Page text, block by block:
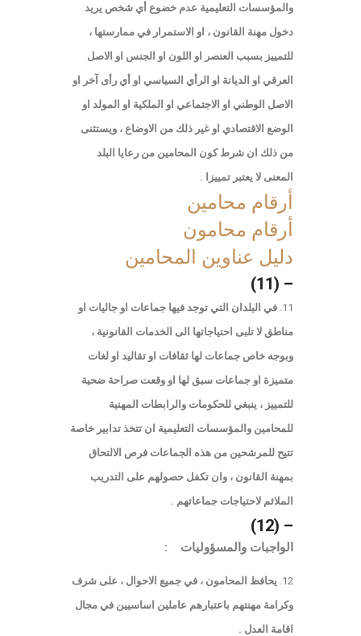
والمؤسسات التعليمية عدم خضوع أي شخص يريد
دخول مهنة القانون ، او الاستمرار في ممارستها ،
للتمييز بسبب العنصر او اللون او الجنس او الاصل
العرقي او الديانة او الرأي السياسي او أي رأى آخر او
الاصل الوطني او الاجتماعي او الملكية او المولد او
الوضع الاقتصادي او غير ذلك من الاوضاع ، ويستثنى
من ذلك ان شرط كون المحامين من رعايا البلد
المعنى لا يعتبر تمييزا .
أرقام محامين
أرقام محامون
دليل عناوين المحامين
– (11)
في البلدان التي توجد فيها جماعات او جاليات او
مناطق لا تلبى احتياجاتها الى الخدمات القانونية ،
وبوجه خاص جماعات لها ثقافات او تقاليد او لغات
متميزة او جماعات سبق لها او وقعت صراحة ضحية
للتمييز ، ينبغي للحكومات والرابطات المهنية
للمحامين والمؤسسات التعليمية ان تتخذ تدابير خاصة
تتيح للمرشحين من هذه الجماعات فرص الالتحاق
بمهنة القانون ، وان تكفل حصولهم على التدريب
الملائم لاحتياجات جماعاتهم .
– (12)
الواجبات والمسؤوليات :
يحافظ المحامون ، في جميع الاحوال ، على شرف
وكرامة مهنتهم باعتبارهم عاملين اساسيين في مجال
اقامة العدل .